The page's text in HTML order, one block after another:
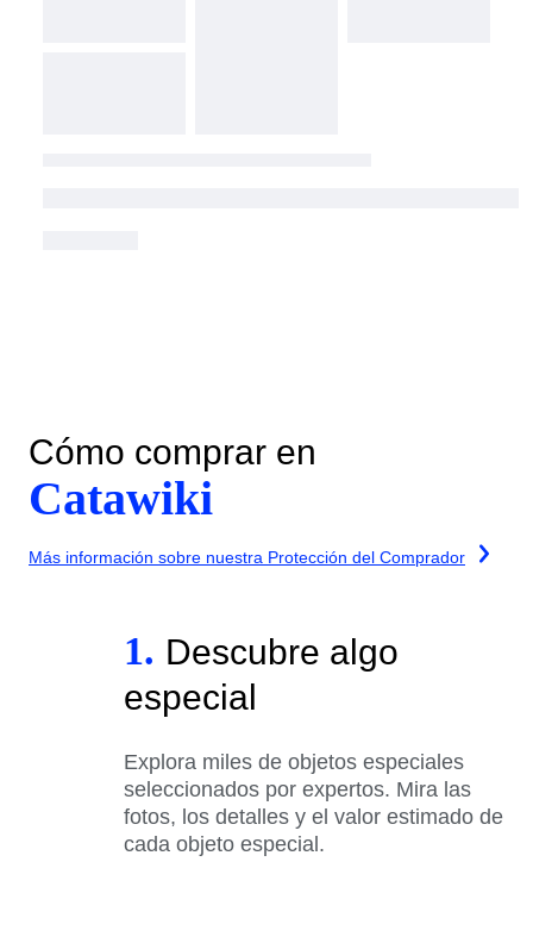
Cómo comprar en
Catawiki
Más información sobre nuestra Protección del Comprador
1. Descubre algo
especial
Explora miles de objetos especiales
seleccionados por expertos. Mira las
fotos, los detalles y el valor estimado de
cada objeto especial.